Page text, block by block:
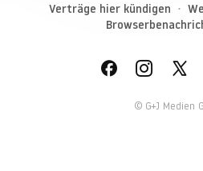
Verträge hier kündigen
© G+J Medien